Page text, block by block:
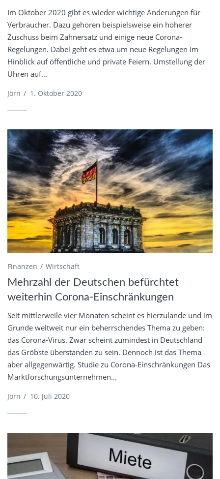
Im Oktober 2020 gibt es wieder wichtige Änderungen für
Verbraucher. Dazu gehören beispielsweise ein höherer
Zuschuss beim Zahnersatz und einige neue Corona-
Regelungen. Dabei geht es etwa um neue Regelungen im
Hinblick auf öffentliche und private Feiern. Umstellung der
Uhren auf...
Jörn / 1. Oktober 2020
Finanzen Wirtschaft
Mehrzahl der Deutschen befürchtet
weiterhin Corona-Einschränkungen
Seit mittlerweile vier Monaten scheint es hierzulande und im
Grunde weltweit nur ein beherrschendes Thema zu geben:
das Corona-Virus. Zwar scheint zumindest in Deutschland
das Gröbste überstanden zu sein. Dennoch ist das Thema
aber allgegenwärtig. Studie zu Corona-Einschränkungen Das
Marktforschungsunternehmen...
Jörn / 10. Juli 2020